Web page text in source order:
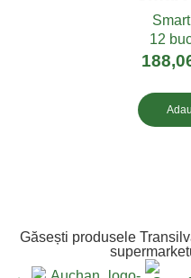
12
Găsești produsele